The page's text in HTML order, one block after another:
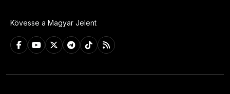
Kövesse a Magyar Jelent